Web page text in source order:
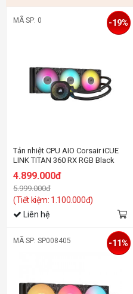
MÃ SP: 0
Tản nhiệt CPU AIO Corsair iCUE
LINK TITAN 360 RX RGB Black
4.899.000đ
5.999.000đ
(Tiết kiệm: 1.100.000đ)
-19%
Liên hệ
MÃ SP: SP008405 -11%